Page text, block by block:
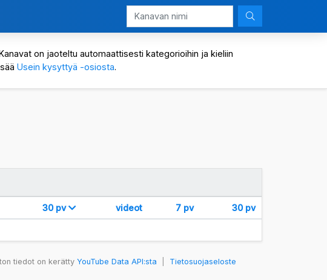
on jaoteltu automaattisesti kategorioihin ja kieliin
Usein kysyttyä -osiosta.
30 pv videot 7 pv 30 pv
tiedot on kerätty YouTube Data API:sta Tietosuojaseloste